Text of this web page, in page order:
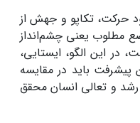
حرکت، تکاپو و جهش از
مطلوب یعنی چشم‌انداز
در این الگو، ایستایی،
پیشرفت باید در مقایسه
و تعالی انسان محقق